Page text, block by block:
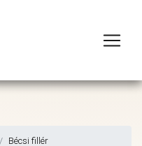
Bécsi fillér